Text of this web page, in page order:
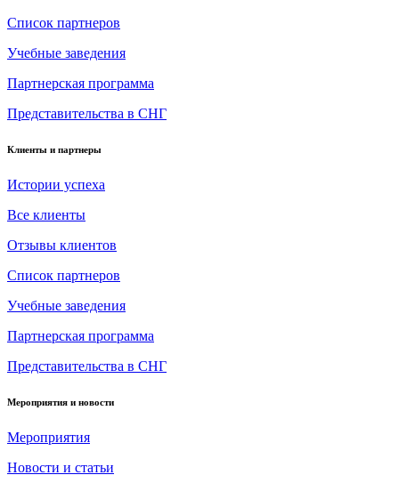
Список партнеров
Учебные заведения
Партнерская программа
Представительства в СНГ
Клиенты и партнеры
Истории успеха
Все клиенты
Отзывы клиентов
Список партнеров
Учебные заведения
Партнерская программа
Представительства в СНГ
Мероприятия и новости
Мероприятия
Новости и статьи